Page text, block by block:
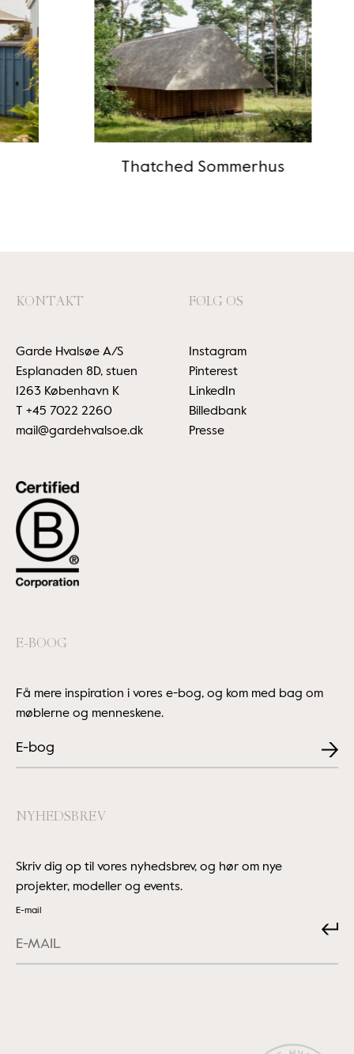
Thatched Sommerhus
KONTAKT
Garde Hvalsøe A/S
Esplanaden 8D, stuen
1263 København K
T +45 7022 2260
mail@gardehvalsoe.dk
FØLG OS
Instagram
Pinterest
LinkedIn
Billedbank
Presse
E-BOOG
Få mere inspiration i vores e-bog, og kom med bag om
møblerne og menneskene.
E-bog
NYHEDSBREV
Skriv dig op til vores nyhedsbrev, og hør om nye
projekter, modeller og events.
E-mail
Submit